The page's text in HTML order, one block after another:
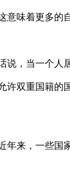
味着更多的
，当一个
许双重国籍
年来，一些